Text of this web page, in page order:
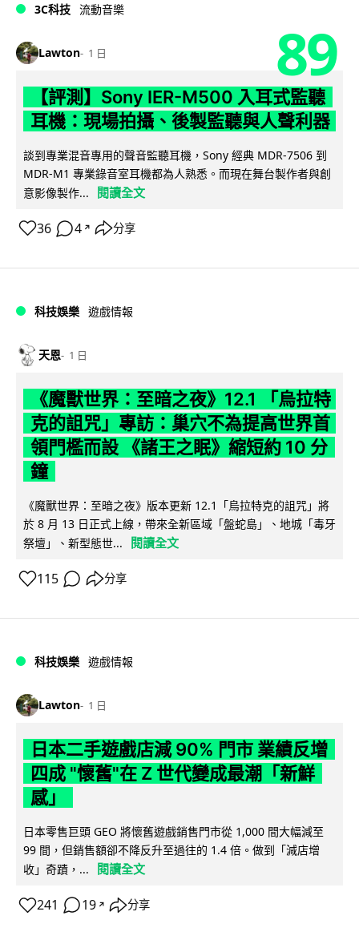
3C科技 流動音樂
Lawton 1 日 89
【評測】Sony IER-M500 入耳式監聽
耳機：現場拍攝、後製監聽與人聲利器
談到專業混音專用的聲音監聽耳機，Sony 經典 MDR-7506 到
MDR-M1 專業錄音室耳機都為人熟悉。而現在舞台製作者與創
意影像製作...
閱讀全文
36 4 ↗ 分享
科技娛樂 遊戲情報
天恩 1 日
《魔獸世界：至暗之夜》12.1 「烏拉特
克的詛咒」專訪：巢穴不為提高世界首
領門檻而設 《諸王之眠》縮短約 10 分
鐘
《魔獸世界：至暗之夜》版本更新 12.1「烏拉特克的詛咒」將
於 8 月 13 日正式上線，帶來全新區域「盤蛇島」、地城「毒牙
祭壇」、新型態世...
閱讀全文
115 分享
科技娛樂 遊戲情報
Lawton 1 日
日本二手遊戲店減 90% 門市 業績反增
四成 "懷舊"在 Z 世代變成最潮「新鮮
感」
日本零售巨頭 GEO 將懷舊遊戲銷售門市從 1,000 間大幅減至
99 間，但銷售額卻不降反升至過往的 1.4 倍。做到「減店增
收」奇蹟，...
閱讀全文
241 19 ↗ 分享